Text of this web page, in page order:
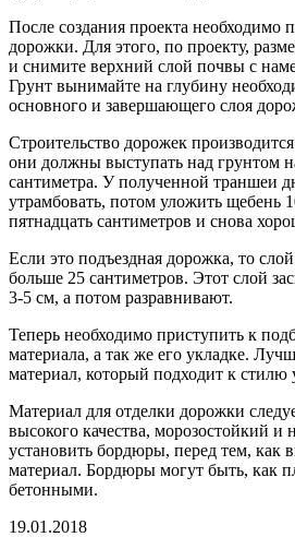
После создания проекта необходимо
дорожки. Для этого, по проекту,
и снимите верхний слой почвы с
Грунт вынимайте на глубину
основного и завершающего слоя
Строительство дорожек
они должны выступать над грунтом
сантиметра. У полученной траншеи
утрамбовать, потом уложить щебень
пятнадцать сантиметров и снова
Если это подъездная дорожка, то
больше 25 сантиметров. Этот слой
3-5 см, а потом разравнивают.
Теперь необходимо приступить к
материала, а так же его укладке.
материал, который подходит к стилю
Материал для отделки дорожки
высокого качества, морозостойкий
установить бордюры, перед тем, как
материал. Бордюры могут быть, как
бетонными.
19.01.2018